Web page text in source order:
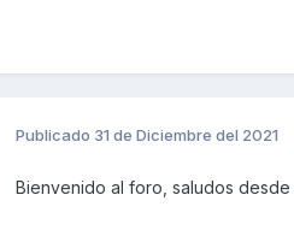
Publicado 31 de Diciembre del 2021
Bienvenido al foro, saludos